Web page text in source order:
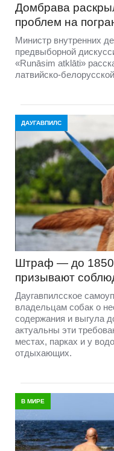
Домбравa
проблем на
Министр внутренних
предвыборной
«Runāsim atklāti»
латвийско-
ДАУГАВПИЛС
Штраф — до 1850
призывают
Даугавпилсское
владельцам собак о
содержания и выгула
актуальны эти
местах, парках и у
отдыхающих.
В МИРЕ